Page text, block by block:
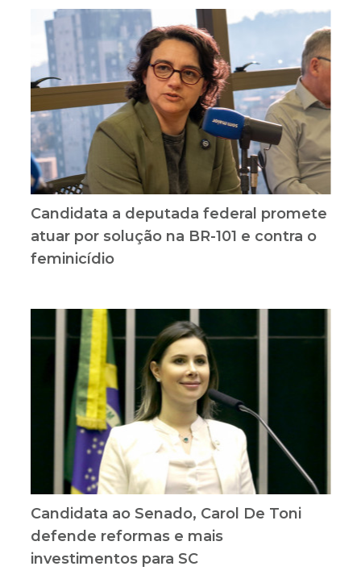
Candidata a deputada federal promete
atuar por solução na BR-101 e contra o
feminicídio
Candidata ao Senado, Carol De Toni
defende reformas e mais
investimentos para SC